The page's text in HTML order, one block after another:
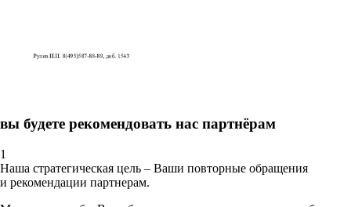
вы будете рекомендовать нас партнёрам
1
Наша стратегическая цель – Ваши повторные обращения
и рекомендации партнерам.